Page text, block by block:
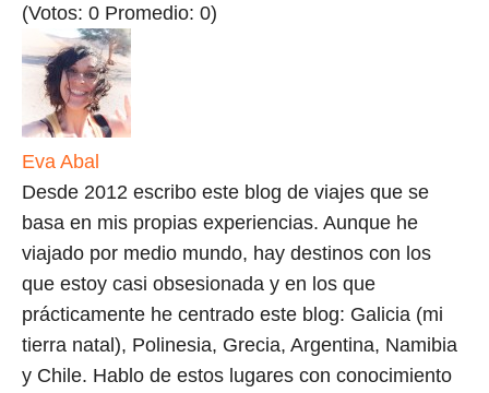
(Votos: 0 Promedio: 0)
Eva Abal
Desde 2012 escribo este blog de viajes que se
basa en mis propias experiencias. Aunque he
viajado por medio mundo, hay destinos con los
que estoy casi obsesionada y en los que
prácticamente he centrado este blog: Galicia (mi
tierra natal), Polinesia, Grecia, Argentina, Namibia
y Chile. Hablo de estos lugares con conocimiento